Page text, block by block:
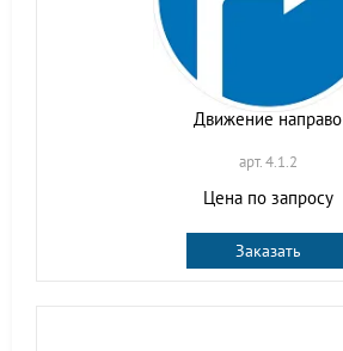
Движение направо
арт. 4.1.2
Цена по запросу
Заказать